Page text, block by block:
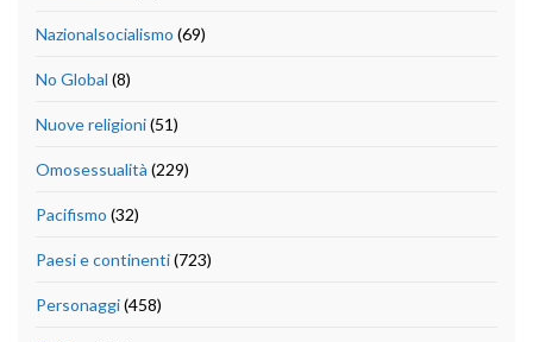
Nazionalsocialismo (69)
No Global (8)
Nuove religioni(51)
Omosessualità (229)
Pacifismo (32)
Paesi e continenti(723)
Personaggi(458)